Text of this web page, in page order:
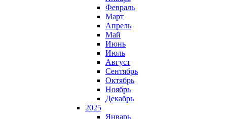
Февраль
Март
Апрель
Май
Июнь
Июль
Август
Сентябрь
Октябрь
Ноябрь
Декабрь
2025
Январь